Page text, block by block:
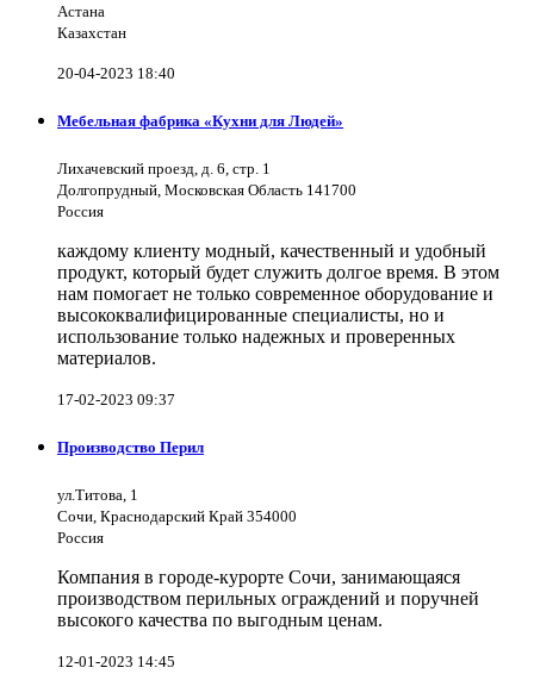
Астана
Казахстан
20-04-2023 18:40
Мебельная фабрика «Кухни для Людей»
Лихачевский проезд, д. 6, стр. 1
Долгопрудный, Московская Область 141700
Россия
каждому клиенту модный, качественный и удобный
продукт, который будет служить долгое время. В этом
нам помогает не только современное оборудование и
высококвалифицированные специалисты, но и
использование только надежных и проверенных
материалов.
17-02-2023 09:37
Производство Перил
ул.Титова, 1
Сочи, Краснодарский Край 354000
Россия
Компания в городе-курорте Сочи, занимающаяся
производством перильных ограждений и поручней
высокого качества по выгодным ценам.
12-01-2023 14:45